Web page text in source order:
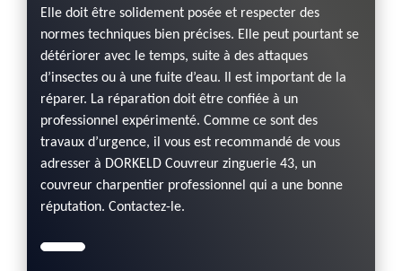
Elle doit être solidement posée et respecter des
normes techniques bien précises. Elle peut pourtant se
détériorer avec le temps, suite à des attaques
d’insectes ou à une fuite d’eau. Il est important de la
réparer. La réparation doit être confiée à un
professionnel expérimenté. Comme ce sont des
travaux d’urgence, il vous est recommandé de vous
adresser à DORKELD Couvreur zinguerie 43, un
couvreur charpentier professionnel qui a une bonne
réputation. Contactez-le.